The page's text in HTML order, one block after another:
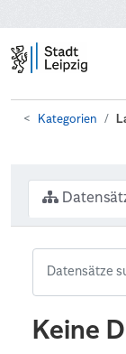
Kategorien
Keine